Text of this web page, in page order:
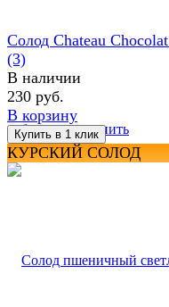
избранное сравнить
Солод Chateau
(3)
В наличии
230 руб.
В корзину
КУРСКИЙ СОЛОД